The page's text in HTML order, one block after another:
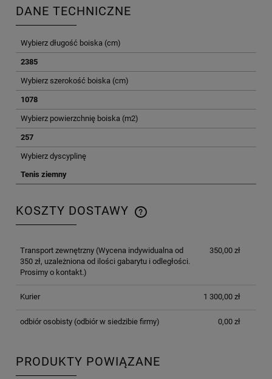
DANE TECHNICZNE
Wybierz długość boiska (cm)
2385
Wybierz szerokość boiska (cm)
1078
Wybierz powierzchnię boiska (m2)
257
Wybierz dyscyplinę
Tenis ziemny
KOSZTY DOSTAWY
CENA NIE ZAWIERA EWENTUALNYCH KOSZTÓW
Transport zewnętrzny(Wycena indywidualna od
350 zł, uzależniona od ilości gabarytu i odległości.
Prosimy o kontakt.)
350,00 zł
Kurier 1 300,00 zł
odbiór osobisty(odbiór w siedzibie firmy) 0,00 zł
PRODUKTY POWIĄZANE